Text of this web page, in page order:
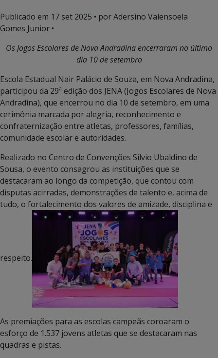
Publicado em 17 set 2025 • por Adersino Valensoela
Gomes Junior •
Os Jogos Escolares de Nova Andradina encerraram no último
dia 10 de setembro
Escola Estadual Nair Palácio de Souza, em Nova Andradina,
participou da 29ª edição dos JENA (Jogos Escolares de Nova
Andradina), que encerrou no dia 10 de setembro, em uma
cerimônia marcada por alegria, reconhecimento e
confraternização entre atletas, professores, famílias,
comunidade escolar e autoridades.
Realizado no Centro de Convenções Silvio Ubaldino de
Sousa, o evento consagrou as instituições que se
destacaram ao longo da competição, que contou com
disputas acirradas, demonstrações de talento e, acima de
tudo, o fortalecimento dos valores de amizade, disciplina e
respeito.
As premiações para as escolas campeãs coroaram o
esforço de 1.537 jovens atletas que se destacaram nas
quadras e pistas.